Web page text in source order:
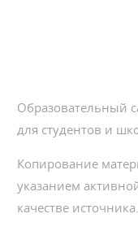
Образовательный
для студентов и
Копирование
указанием
качестве источника.